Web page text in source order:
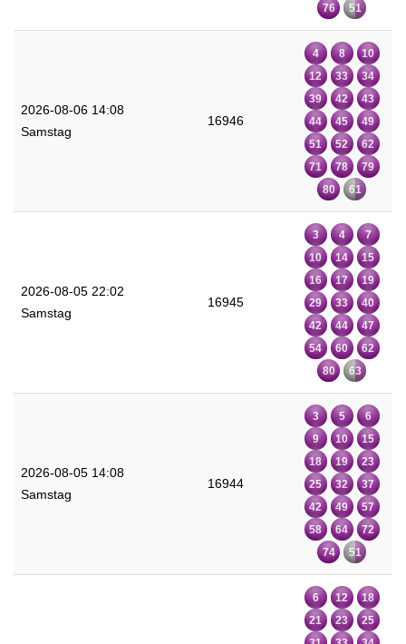
76
51
2026-08-06 14:08
Samstag
16946
4 8
10
12
33
34
39
42
43
44
45
49
51
52
62
71
78
79
80
61
2026-08-05 22:02
Samstag
16945
3 4
7
10
14
15
16
17
19
29
33
40
42
44
47
54
60
62
80
63
2026-08-05 14:08
Samstag
16944
3 5
6
9
10
15
18
19
23
25
32
37
42
49
57
58
64
72
74
51
6 12
18
21
23
25